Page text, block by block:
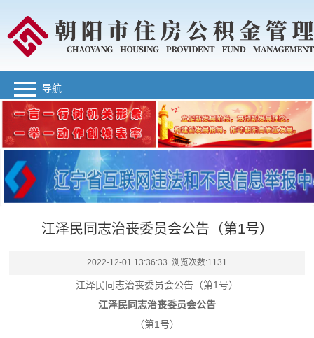
导航
江泽民同志治丧委员会公告（第1号）
2022-12-01 13:36:33 浏览次数:1131
江泽民同志治丧委员会公告（第1号）
江泽民同志治丧委员会公告
（第1号）